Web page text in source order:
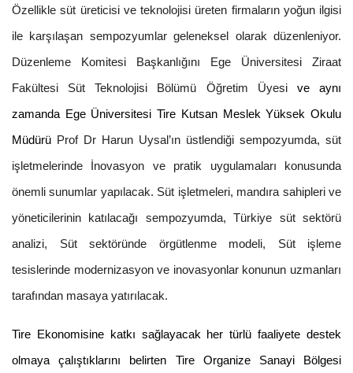
Özellikle süt üreticisi ve teknolojisi üreten firmaların yoğun ilgisi
ile karşılaşan sempozyumlar geleneksel olarak düzenleniyor.
Düzenleme Komitesi Başkanlığını Ege Üniversitesi Ziraat
Fakültesi Süt Teknolojisi Bölümü Öğretim Üyesi ve aynı
zamanda Ege Üniversitesi Tire Kutsan Meslek Yüksek Okulu
Müdürü Prof Dr Harun Uysal’ın üstlendiği sempozyumda, süt
işletmelerinde İnovasyon ve pratik uygulamaları konusunda
önemli sunumlar yapılacak. Süt işletmeleri, mandıra sahipleri ve
yöneticilerinin katılacağı sempozyumda, Türkiye süt sektörü
analizi, Süt sektöründe örgütlenme modeli, Süt işleme
tesislerinde modernizasyon ve inovasyonlar konunun uzmanları
tarafından masaya yatırılacak.
Tire Ekonomisine katkı sağlayacak her türlü faaliyete destek
olmaya çalıştıklarını belirten Tire Organize Sanayi Bölgesi